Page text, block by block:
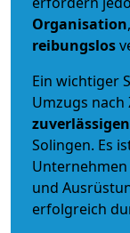
Organisation
reibungslos
Ein wichtiger
Umzugs nach
zuverlässigen
Solingen. Es
und
erfolgreich